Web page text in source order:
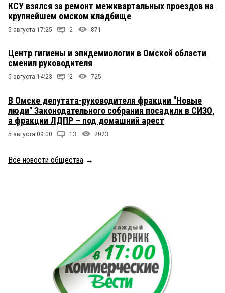
КСУ взялся за ремонт межквартальных проездов на
крупнейшем омском кладбище
5 августа 17:25 2 871
Центр гигиены и эпидемиологии в Омской области
сменил руководителя
5 августа 14:23 2 725
В Омске депутата-руководителя фракции "Новые
люди" Законодательного собрания посадили в СИЗО,
а фракции ЛДПР – под домашний арест
5 августа 09:00 13 2023
Все новости общества →